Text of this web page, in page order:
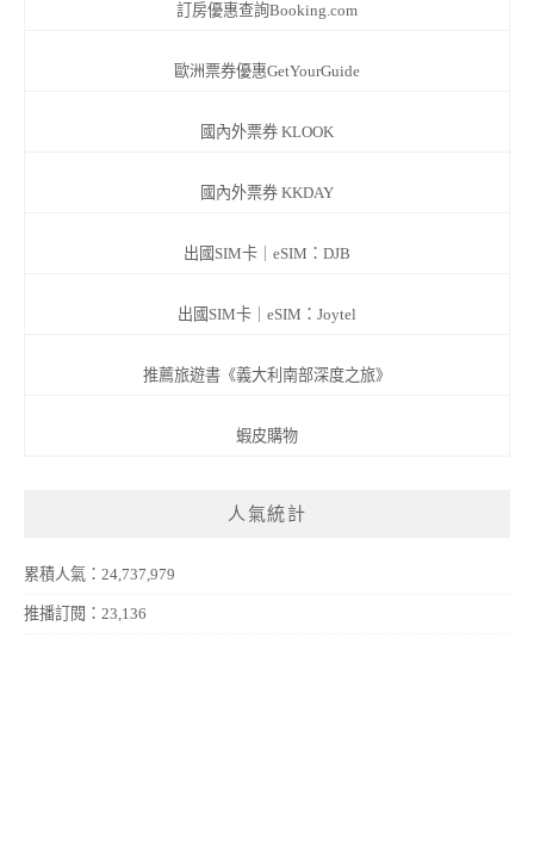
訂房優惠查詢Booking.com
歐洲票券優惠GetYourGuide
國內外票券 KLOOK
國內外票券 KKDAY
出國SIM卡｜eSIM：DJB
出國SIM卡｜eSIM：Joytel
推薦旅遊書《義大利南部深度之旅》
蝦皮購物
人氣統計
累積人氣：24,737,979
推播訂閱：23,136